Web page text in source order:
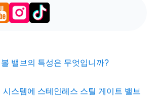
밸브의 특성은 무엇입니까?
스템에 스테인레스 스틸 게이트 밸브